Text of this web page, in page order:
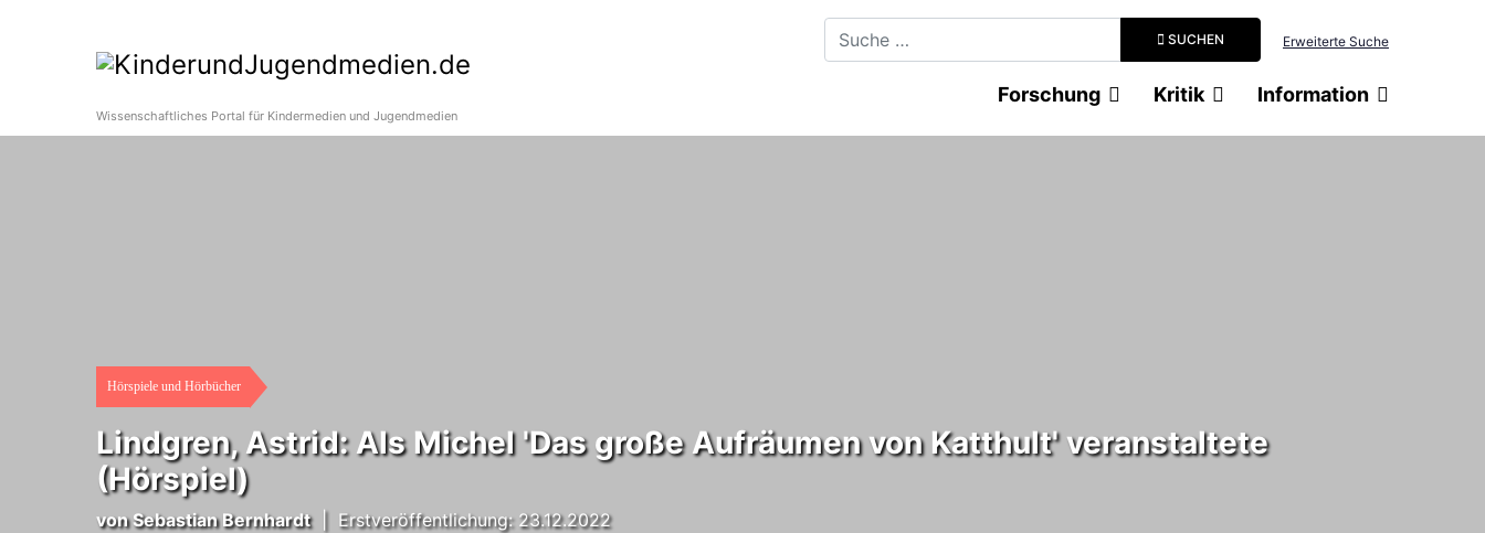
SUCHEN Erweiterte Suche
Wissenschaftliches Portal für Kindermedien und Jugendmedien
Forschung Kritik Information
Hörspiele und Hörbücher
Lindgren, Astrid: Als Michel 'Das große Aufräumen von Katthult' veranstaltete
(Hörspiel)
vonSebastian Bernhardt| Erstveröffentlichung: 23.12.2022